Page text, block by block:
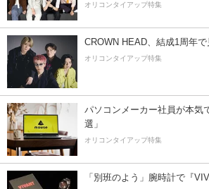
オリコンタイアップ特集
CROWN HEAD、結成1周年で
オリコンタイアップ特集
パソコンメーカー社員が本気
選」
オリコンタイアップ特集
「別班のよう」腕時計で『